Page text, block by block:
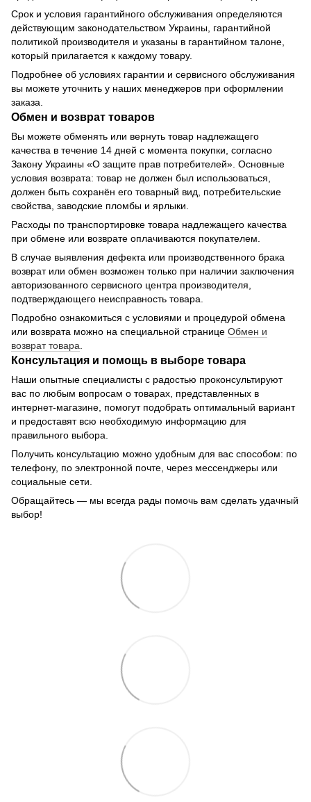
Срок и условия гарантийного обслуживания определяются
действующим законодательством Украины, гарантийной
политикой производителя и указаны в гарантийном талоне,
который прилагается к каждому товару.
Подробнее об условиях гарантии и сервисного обслуживания
вы можете уточнить у наших менеджеров при оформлении
заказа.
Обмен и возврат товаров
Вы можете обменять или вернуть товар надлежащего
качества в течение 14 дней с момента покупки, согласно
Закону Украины «О защите прав потребителей». Основные
условия возврата: товар не должен был использоваться,
должен быть сохранён его товарный вид, потребительские
свойства, заводские пломбы и ярлыки.
Расходы по транспортировке товара надлежащего качества
при обмене или возврате оплачиваются покупателем.
В случае выявления дефекта или производственного брака
возврат или обмен возможен только при наличии заключения
авторизованного сервисного центра производителя,
подтверждающего неисправность товара.
Подробно ознакомиться с условиями и процедурой обмена
или возврата можно на специальной странице Обмен и
возврат товара
Консультация и помощь в выборе товара
Наши опытные специалисты с радостью проконсультируют
вас по любым вопросам о товарах, представленных в
интернет-магазине, помогут подобрать оптимальный вариант
и предоставят всю необходимую информацию для
правильного выбора.
Получить консультацию можно удобным для вас способом: по
телефону, по электронной почте, через мессенджеры или
социальные сети.
Обращайтесь — мы всегда рады помочь вам сделать удачный
выбор!